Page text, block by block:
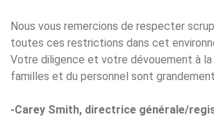
Nous vous remercions de respecter
toutes ces restrictions dans cet
Votre diligence et votre dévouement à
familles et du personnel sont
-Carey Smith, directrice générale/